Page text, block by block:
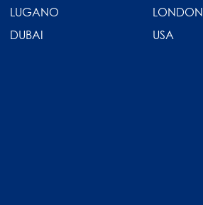
LUGANO
LONDON
DUBAI
USA